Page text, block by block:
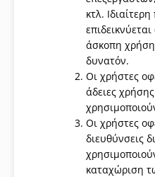
κτλ.
άσκοπη
δυνατόν.
Οι χρήστες
άδειες
Οι χρήστες
διευθύνσεις
καταχώριση